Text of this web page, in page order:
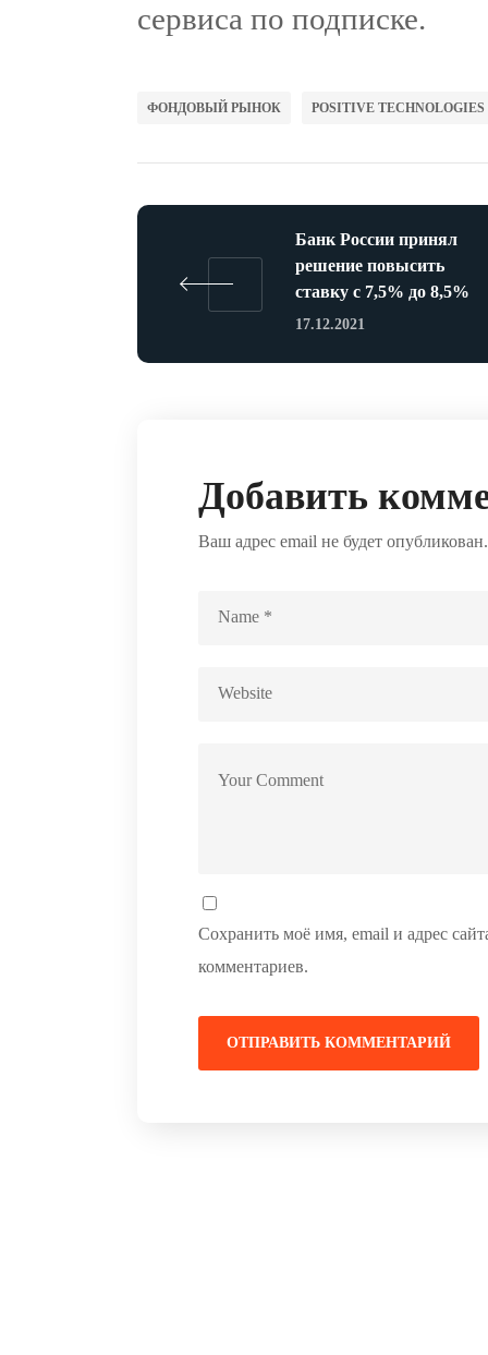
сервиса по подписке.
ФОНДОВЫЙ РЫНОК POSITIVE TECHNOLOGIES
Банк России принял
решение повысить
ставку с 7,5% до 8,5%
17.12.2021
Добавить
Ваш адрес email не будет опубликован.
Сохранить моё имя, email и адрес
комментариев.